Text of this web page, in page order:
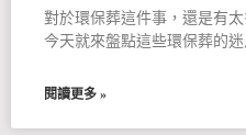
對於環保葬這件事，還是有
今天就來盤點這些環保葬的
閱讀更多 »